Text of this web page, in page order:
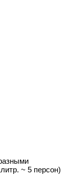
~ 5 персон)